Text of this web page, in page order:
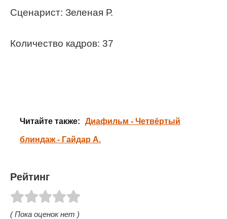
Сценарист: Зеленая Р.
Количество кадров: 37
Читайте также: Диафильм - Четвёртый
блиндаж - Гайдар А.
Рейтинг
( Пока оценок нет )